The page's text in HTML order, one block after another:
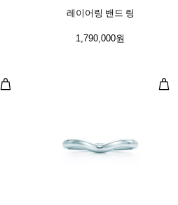
레이어링 밴드 링
1,790,000원
엘사 퍼레티™ 웨딩 밴드 링 엘